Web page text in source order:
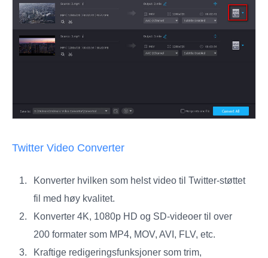
Twitter Video Converter
Konverter hvilken som helst video til Twitter-støttet
fil med høy kvalitet.
Konverter 4K, 1080p HD og SD-videoer til over
200 formater som MP4, MOV, AVI, FLV, etc.
Kraftige redigeringsfunksjoner som trim,